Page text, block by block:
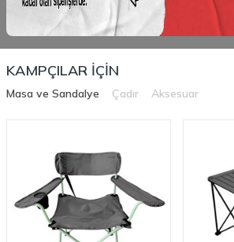
KAMPÇILAR İÇIN
Masa ve Sandalye Çadır Aksesuar